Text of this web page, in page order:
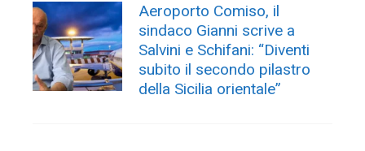
Aeroporto Comiso, il
sindaco Gianni scrive a
Salvini e Schifani: “Diventi
subito il secondo pilastro
della Sicilia orientale”